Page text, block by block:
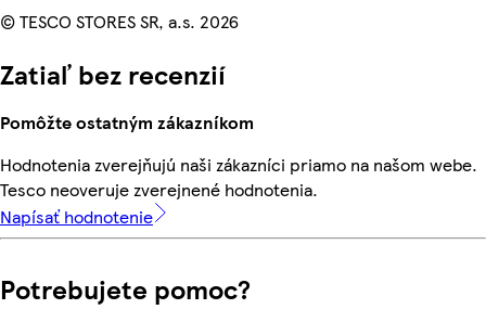
© TESCO STORES SR, a.s. 2026
Zatiaľ bez recenzií
Pomôžte ostatným zákazníkom
Hodnotenia zverejňujú naši zákazníci priamo na našom webe.
Tesco neoveruje zverejnené hodnotenia.
Napísať hodnotenie
Potrebujete pomoc?